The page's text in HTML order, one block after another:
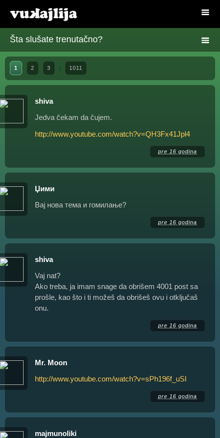
Šta slušate trenutačno?
1 2 3 1011
shiva
Jedva čekam da čujem.
http://www.youtube.com/watch?v=QH3Fx41Jpl4
pre 16 godina
Џими
Вај нова тема и гомилање?
pre 16 godina
shiva
Vaj nat?
Ako treba, ja imam snage da obrišem 4001 post sa
prošle, kao što i ti možeš da obrišeš ovu i otključaš
onu.
pre 16 godina
Mr. Moon
http://www.youtube.com/watch?v=sPh196f_uSI
pre 16 godina
majmunoliki